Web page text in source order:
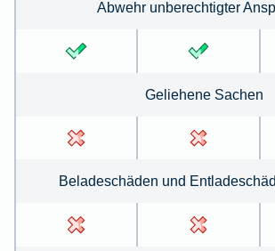
Abwehr unberechtigter
Geliehene Sachen
Beladeschäden und